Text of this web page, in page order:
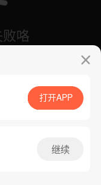
App免费看
打开APP
继续